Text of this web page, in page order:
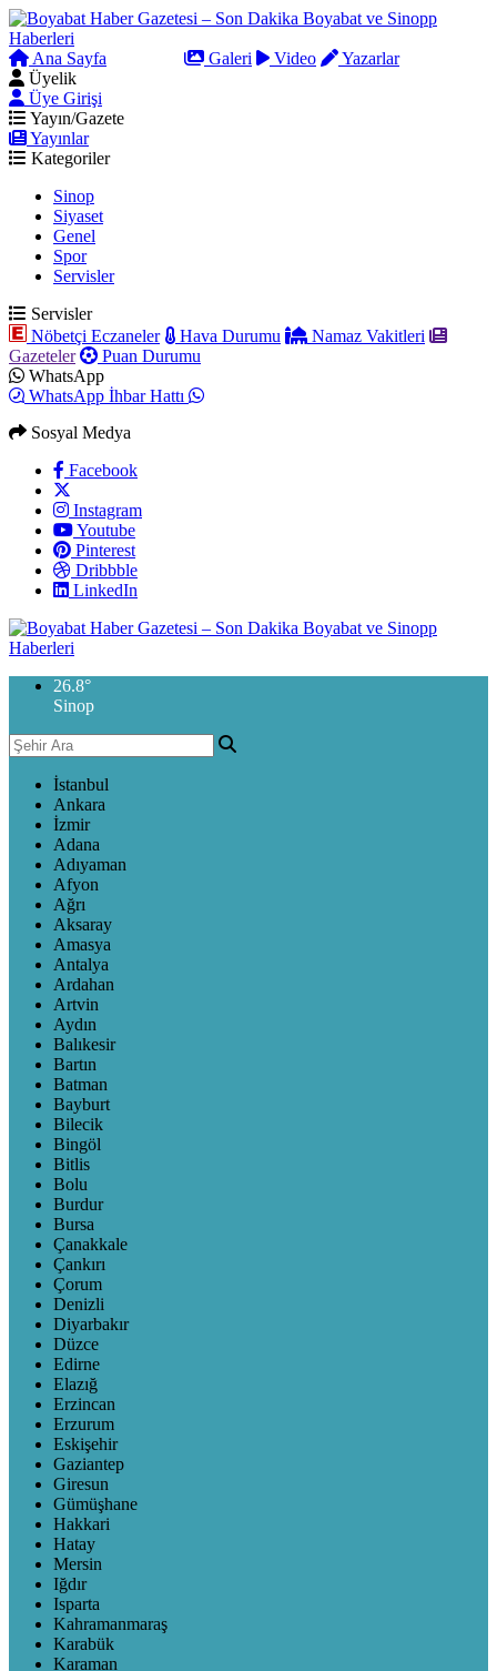
Ana Sayfa Galeri Video
Yazarlar
Üyelik
Üye Girişi
Yayın/Gazete
Yayınlar
Kategoriler
Sinop
Siyaset
Genel
Spor
Servisler
Servisler
Nöbetçi Eczaneler
Hava Durumu
Namaz Vakitleri
Gazeteler
Puan Durumu
WhatsApp
WhatsApp İhbar Hattı
Sosyal Medya
Facebook
Instagram
Youtube
Pinterest
Dribbble
LinkedIn
26.8°
Sinop
İstanbul
Ankara
İzmir
Adana
Adıyaman
Afyon
Ağrı
Aksaray
Amasya
Antalya
Ardahan
Artvin
Aydın
Balıkesir
Bartın
Batman
Bayburt
Bilecik
Bingöl
Bitlis
Bolu
Burdur
Bursa
Çanakkale
Çankırı
Çorum
Denizli
Diyarbakır
Düzce
Edirne
Elazığ
Erzincan
Erzurum
Eskişehir
Gaziantep
Giresun
Gümüşhane
Hakkari
Hatay
Mersin
Iğdır
Isparta
Kahramanmaraş
Karabük
Karaman